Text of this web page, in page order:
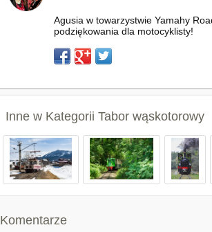
Agusia w towarzystwie Yamahy
podziękowania dla motocyklisty!
Inne w Kategorii Tabor wąskotorowy
Komentarze